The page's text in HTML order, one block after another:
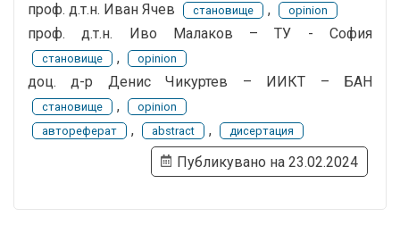
проф. д.т.н. Иван Ячев становище , opinion
проф. д.т.н. Иво Малаков – ТУ - София
становище , opinion
доц. д-р Денис Чикуртев – ИИКТ – БАН
становище ,
opinion
автореферат
, abstract , дисертация
Публикувано на 23.02.2024